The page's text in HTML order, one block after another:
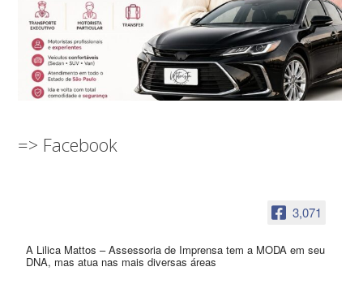
=> Facebook
3,071
A Lilica Mattos – Assessoria de Imprensa tem a MODA em seu
DNA, mas atua nas mais diversas áreas